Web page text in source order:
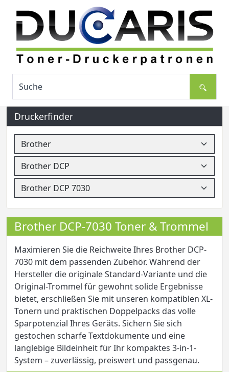
Druckerfinder
Brother DCP-7030 Toner & Trommel
Maximieren Sie die Reichweite Ihres Brother DCP-
7030 mit dem passenden Zubehör. Während der
Hersteller die originale Standard-Variante und die
Original-Trommel für gewohnt solide Ergebnisse
bietet, erschließen Sie mit unseren kompatiblen XL-
Tonern und praktischen Doppelpacks das volle
Sparpotenzial Ihres Geräts. Sichern Sie sich
gestochen scharfe Textdokumente und eine
langlebige Bildeinheit für Ihr kompaktes 3-in-1-
System – zuverlässig, preiswert und passgenau.